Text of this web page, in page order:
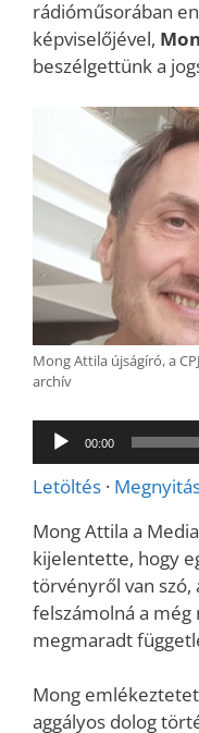
rádióműsorában
képviselőjével,
beszélgettünk a
Mong Attila újságíró, a
archív
Audió
lejátszó
00:00
Letöltés ·
Mong Attila a
kijelentette, hogy
törvényről van szó,
felszámolná a
megmaradt
Mong
aggályos dolog